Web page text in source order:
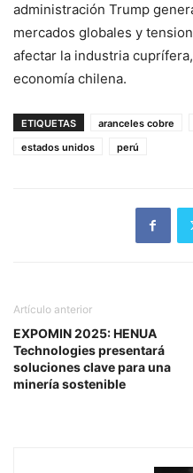
administración Trump
mercados globales y
afectar la industria
economía chilena.
ETIQUETAS aranceles cobre
estados unidos
perú
Artículo anterior
EXPOMIN 2025: HENUA
Technologies presentará
soluciones clave para una
minería sostenible